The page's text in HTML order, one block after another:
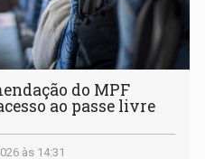
do MPF
ao passe livre
às 14:31